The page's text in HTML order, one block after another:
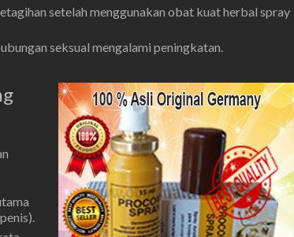
setelah menggunakan obat kuat herbal spray
seksual mengalami peningkatan.